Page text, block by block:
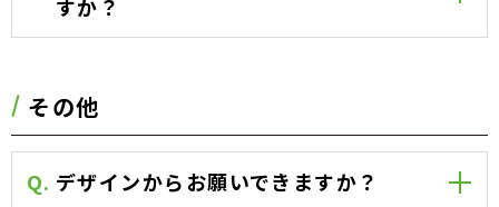
すか？
その他
Q. デザインからお願いできますか？